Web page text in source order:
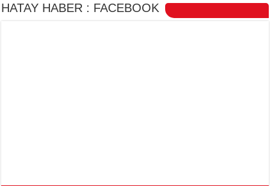
HATAY HABER : FACEBOOK